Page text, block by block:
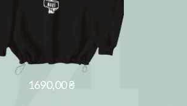
1690,00 ₴